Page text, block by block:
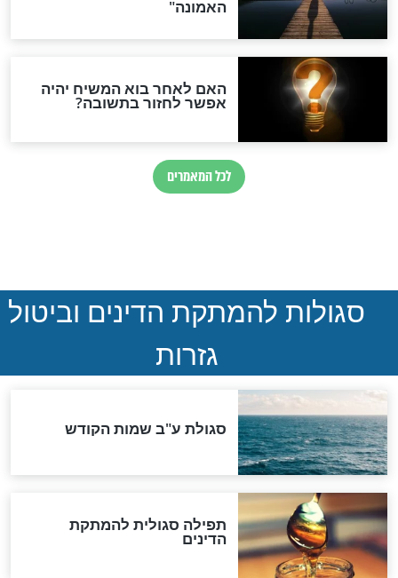
הותר לפרסום: לוחמי מילואים
ההסכם החשאי של טראמפ
ואיראן: בלי שקיפות ועם הרבה
המסמך האבוד שנחשף
במרתפי מוסקבה: כתב היד
"מודה לקב"ה על כל השנים"
לכל המאמרים